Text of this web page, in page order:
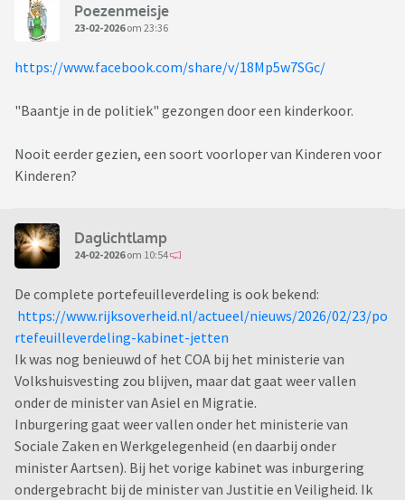
Poezenmeisje
23-02-2026om 23:36
https://www.facebook.com/share/v/18Mp5w7SGc/
"Baantje in de politiek" gezongen door een kinderkoor.
Nooit eerder gezien, een soort voorloper van Kinderen voor
Kinderen?
Daglichtlamp
24-02-2026om 10:54
De complete portefeuilleverdeling is ook bekend:
https://www.rijksoverheid.nl/actueel/nieuws/2026/02/23/po
rtefeuilleverdeling-kabinet-jetten
Ik was nog benieuwd of het COA bij het ministerie van
Volkshuisvesting zou blijven, maar dat gaat weer vallen
onder de minister van Asiel en Migratie.
Inburgering gaat weer vallen onder het ministerie van
Sociale Zaken en Werkgelegenheid (en daarbij onder
minister Aartsen). Bij het vorige kabinet was inburgering
ondergebracht bij de minister van Justitie en Veiligheid. Ik